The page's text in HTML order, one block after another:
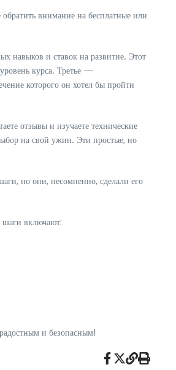
внимание на бесплатные или
навыков и ставок на развитие. Этот
курса. Третье —
которого он хотел бы пройти
отзывы и изучаете технические
на свой ужин. Эти простые, но
но они, несомненно, сделали его
шаги включают:
и безопасным!